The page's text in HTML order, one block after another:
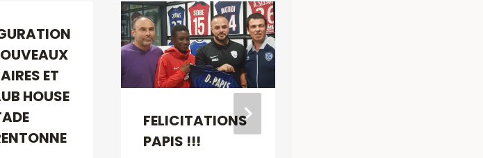
ET
HOUSE
FELICITATIONS
PAPIS !!!